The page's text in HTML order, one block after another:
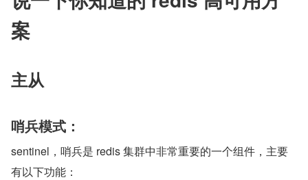
案
主从
哨兵模式：
sentinel，哨兵是 redis 集群中非常重要的一个组件，主要
有以下功能：